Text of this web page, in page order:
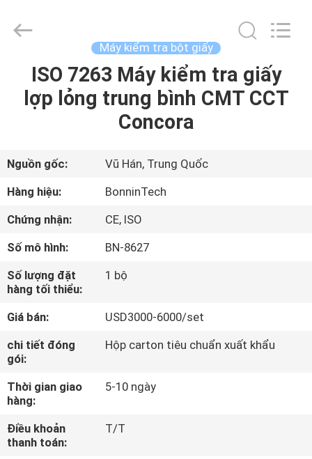
TRANG
CHỦ
SẢN
PHẨM
VỀ
CHÚNG
TÔI
THAM
QUAN
NHÀ
MÁY
nghiệm
Copyright
Ltd..
Reserved.
Developed
ECER
Máy kiểm tra bột giấy
ISO 7263 Máy kiểm tra giấy
lợp lỏng trung bình CMT CCT
Concora
Nguồn gốc:
Vũ Hán, Trung Quốc
Hàng hiệu:
BonninTech
Chứng nhận:
CE, ISO
Số mô hình:
BN-8627
Số lượng đặt
hàng tối thiểu:
1 bộ
Giá bán:
USD3000-6000/set
chi tiết đóng
gói:
Hộp carton tiêu chuẩn xuất khẩu
Thời gian giao
hàng:
5-10 ngày
Điều khoản
thanh toán:
T/T